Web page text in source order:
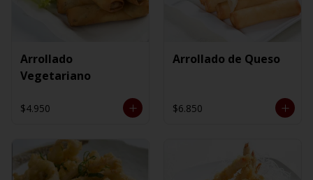
Arrollado
Vegetariano
$4.950
Arrollado de Queso
$6.850